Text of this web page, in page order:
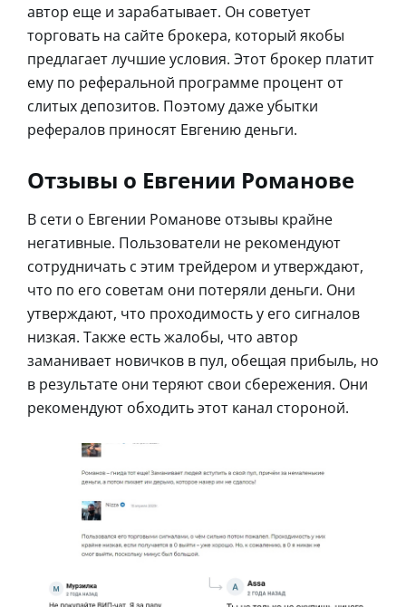
автор еще и зарабатывает. Он советует
торговать на сайте брокера, который якобы
предлагает лучшие условия. Этот брокер платит
ему по реферальной программе процент от
слитых депозитов. Поэтому даже убытки
рефералов приносят Евгению деньги.
Отзывы о Евгении Романове
В сети о Евгении Романове отзывы крайне
негативные. Пользователи не рекомендуют
сотрудничать с этим трейдером и утверждают,
что по его советам они потеряли деньги. Они
утверждают, что проходимость у его сигналов
низкая. Также есть жалобы, что автор
заманивает новичков в пул, обещая прибыль, но
в результате они теряют свои сбережения. Они
рекомендуют обходить этот канал стороной.